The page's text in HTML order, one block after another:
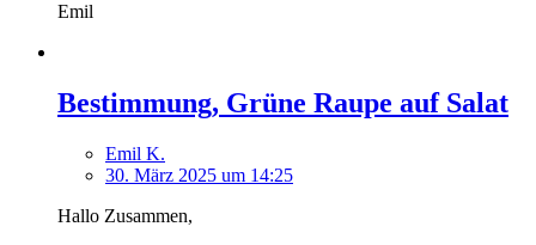
Emil
Bestimmung, Grüne Raupe auf Salat
Emil K.
30. März 2025 um 14:25
Hallo Zusammen,